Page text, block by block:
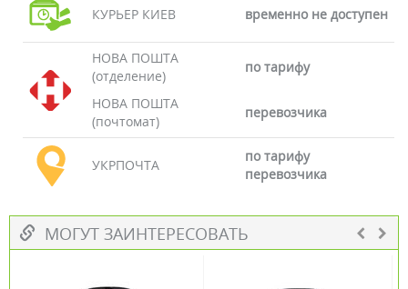
КУРЬЕР КИЕВ временно не доступен
НОВА ПОШТА
(отделение)
по тарифу
НОВА ПОШТА
(почтомат)
перевозчика
УКРПОЧТА
по тарифу
перевозчика
МОГУТ ЗАИНТЕРЕСОВАТЬ